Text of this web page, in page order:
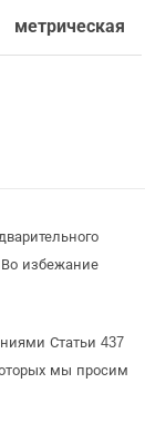
метрическая
избежание
Статьи 437
мы просим